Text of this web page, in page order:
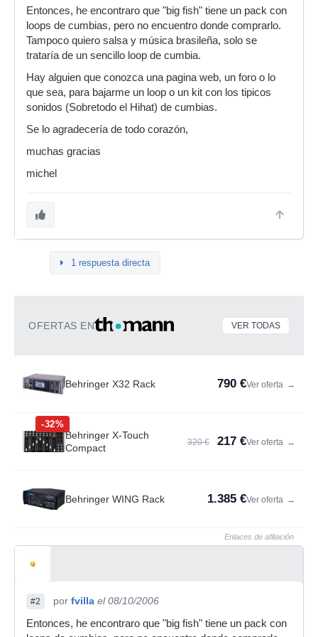
Entonces, he encontraro que "big fish" tiene un pack con
loops de cumbias, pero no encuentro donde comprarlo.
Tampoco quiero salsa y música brasileña, solo se
trataría de un sencillo loop de cumbia.
Hay alguien que conozca una pagina web, un foro o lo
que sea, para bajarme un loop o un kit con los tipicos
sonidos (Sobretodo el Hihat) de cumbias.
Se lo agradecería de todo corazón,
muchas gracias
michel
1 respuesta directa
OFERTAS EN VER TODAS
Behringer X32 Rack 790 €Ver oferta →
-32%
Behringer X-Touch
Compact
320 € 217 €Ver oferta →
Behringer WING Rack 1.385 €Ver oferta →
Enlaces de afiliación
#2 por fvilla el 08/10/2006
Entonces, he encontraro que "big fish" tiene un pack con